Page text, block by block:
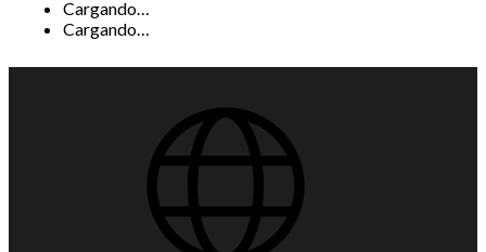
Cargando…
Cargando…